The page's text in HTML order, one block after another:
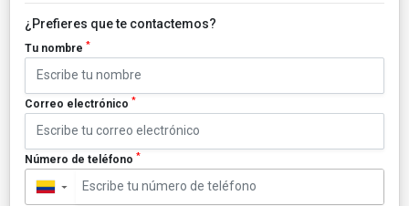
¿Prefieres que te contactemos?
Tu nombre *
Correo electrónico *
Número de teléfono *
▼